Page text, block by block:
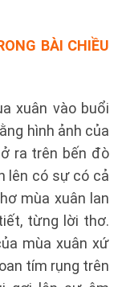
BÀI CHIỀU
xuân vào buổi
hình ảnh của
ra trên bến đò
lên có sự có cả
mùa xuân lan
từng lời thơ.
mùa xuân xứ
tím rụng trên